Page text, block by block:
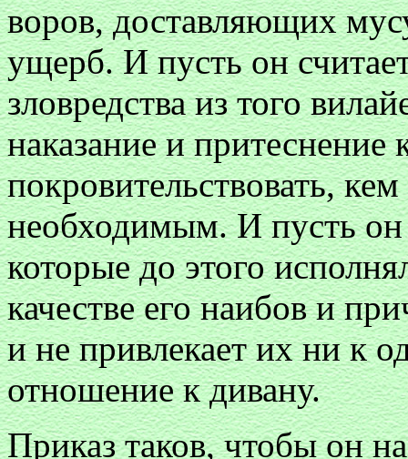
воров, доставляющих
ущерб. И пусть он
зловредства из того
наказание и притеснение
покровительствовать,
необходимым. И пусть он
которые до этого
качестве его наибов и
и не привлекает их ни к
отношение к дивану.
Приказ таков, чтобы он